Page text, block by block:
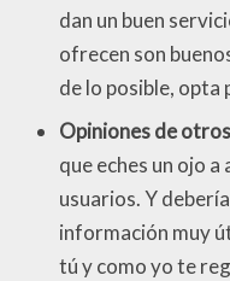
dan un buen
ofrecen son
de lo posible, opta
Opiniones de
que eches un ojo
usuarios. Y
información muy
tú y como yo te